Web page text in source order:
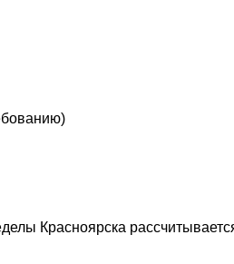
Красноярска